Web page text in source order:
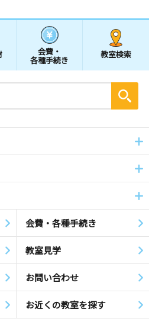
会費・
各種手続き
教室検索
会費・各種手続き
教室見学
お問い合わせ
お近くの教室を探す